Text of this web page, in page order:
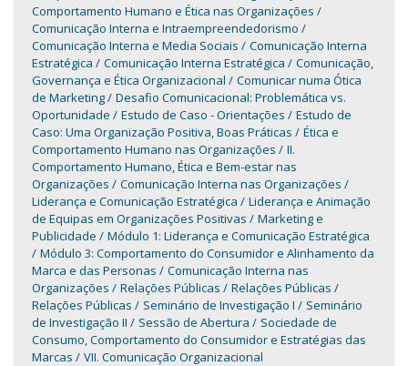
Comportamento Humano e Ética nas Organizações
Comunicação Interna e Intraempreendedorismo
Comunicação Interna e Media Sociais
Comunicação Interna
Estratégica
Comunicação Interna Estratégica
Comunicação,
Governança e Ética Organizacional
Comunicar numa Ótica
de Marketing
Desafio Comunicacional: Problemática vs.
Oportunidade
Estudo de Caso - Orientações
Estudo de
Caso: Uma Organização Positiva, Boas Práticas
Ética e
Comportamento Humano nas Organizações
II.
Comportamento Humano, Ética e Bem-estar nas
Organizações
Comunicação Interna nas Organizações
Liderança e Comunicação Estratégica
Liderança e Animação
de Equipas em Organizações Positivas
Marketing e
Publicidade
Módulo 1: Liderança e Comunicação Estratégica
Módulo 3: Comportamento do Consumidor e Alinhamento da
Marca e das Personas
Comunicação Interna nas
Organizações
Relações Públicas
Relações Públicas
Relações Públicas
Seminário de Investigação I
Seminário
de Investigação II
Sessão de Abertura
Sociedade de
Consumo, Comportamento do Consumidor e Estratégias das
Marcas
VII. Comunicação Organizacional